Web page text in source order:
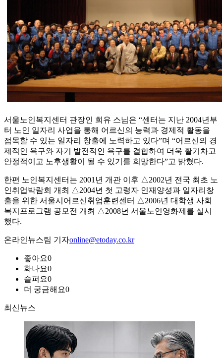
서울노인복지센터 관장인 희유 스님은 “센터는 지난 2004년부
터 노인 일자리 사업을 통해 어르신의 능력과 경제적 활동을
접목할 수 있는 일자리 창출에 노력하고 있다”며 “어르신의 경
제적인 욕구와 자기 발전적인 욕구를 결합하여 더욱 활기차고
안정적이고 노후생활이 될 수 있기를 희망한다”고 밝혔다.
한편 노인복지센터는 2001년 개관 이후 △2002년 전국 최초 노
인취업박람회 개최 △2004년 첫 고령자 인재양성과 일자리창
출을 위한 서울시어르신취업훈련센터 △2006년 대학생 사회
복지프로그램 공모전 개최 △2008년 서울노인영화제를 실시
했다.
온라인뉴스팀 기자online@etoday.co.kr
좋아요0
화나요0
슬퍼요0
더 궁금해요0
최신뉴스